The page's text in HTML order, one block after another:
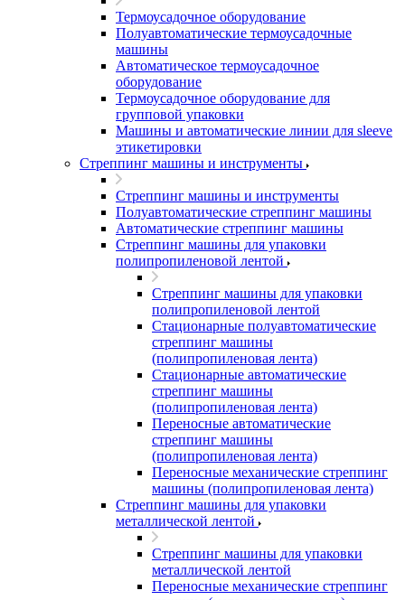
Термоусадочное оборудование
Полуавтоматические термоусадочные
машины
Автоматическое термоусадочное
оборудование
Термоусадочное оборудование для
групповой упаковки
Машины и автоматические линии для sleeve
этикетировки
Стреппинг машины и инструменты
Стреппинг машины и инструменты
Полуавтоматические стреппинг машины
Автоматические стреппинг машины
Стреппинг машины для упаковки
полипропиленовой лентой
Стреппинг машины для упаковки
полипропиленовой лентой
Стационарные полуавтоматические
стреппинг машины
(полипропиленовая лента)
Стационарные автоматические
стреппинг машины
(полипропиленовая лента)
Переносные автоматические
стреппинг машины
(полипропиленовая лента)
Переносные механические стреппинг
машины (полипропиленовая лента)
Стреппинг машины для упаковки
металлической лентой
Стреппинг машины для упаковки
металлической лентой
Переносные механические стреппинг